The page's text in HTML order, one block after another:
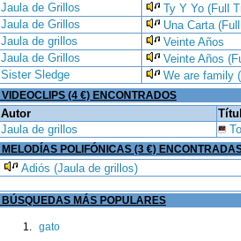
Jaula de Grillos
Ty Y Yo (Full
Jaula de Grillos
Una Carta
Jaula de grillos
Veinte Años
Jaula de Grillos
Veinte Años
Sister Sledge
We are family
VIDEOCLIPS (4 €) ENCONTRADOS
Autor
Jaula de grillos
MELODÍAS POLIFÓNICAS (3 €)
Adiós (Jaula de grillos)
BÚSQUEDAS MÁS POPULARES
gato